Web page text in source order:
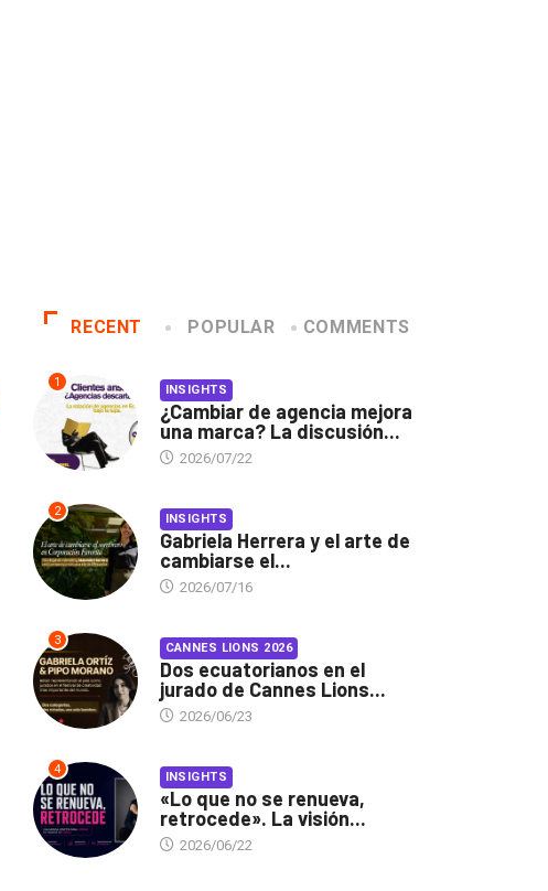
RECENT POPULAR COMMENTS
1 INSIGHTS
¿Cambiar de agencia mejora
una marca? La discusión...
2026/07/22
2 INSIGHTS
Gabriela Herrera y el arte de
cambiarse el...
2026/07/16
3 CANNES LIONS 2026
Dos ecuatorianos en el
jurado de Cannes Lions...
2026/06/23
4 INSIGHTS
«Lo que no se renueva,
retrocede». La visión...
2026/06/22